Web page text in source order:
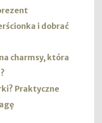
i dobrać
charmsy, która
Praktyczne